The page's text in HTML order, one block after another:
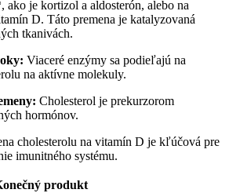
je kortizol a aldosterón, alebo na
D. Táto premena je katalyzovaná
tkanivách.
Viaceré enzýmy sa podieľajú na
na aktívne molekuly.
Cholesterol je prekurzorom
hormónov.
cholesterolu na vitamín D je kľúčová pre
imunitného systému.
produkt